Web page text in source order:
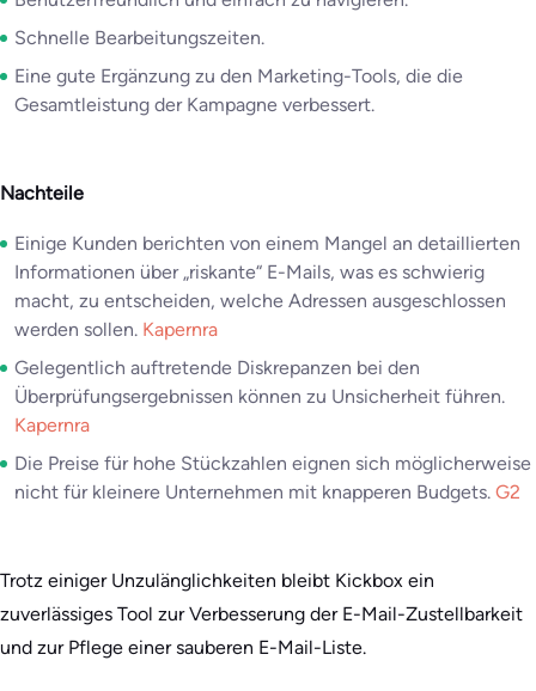
Schnelle Bearbeitungszeiten.
Eine gute Ergänzung zu den Marketing-Tools, die die
Gesamtleistung der Kampagne verbessert.
Nachteile
Einige Kunden berichten von einem Mangel an detaillierten
Informationen über „riskante“ E-Mails, was es schwierig
macht, zu entscheiden, welche Adressen ausgeschlossen
werden sollen. Kapernra
Gelegentlich auftretende Diskrepanzen bei den
Überprüfungsergebnissen können zu Unsicherheit führen.
Kapernra
Die Preise für hohe Stückzahlen eignen sich möglicherweise
nicht für kleinere Unternehmen mit knapperen Budgets. G2
Trotz einiger Unzulänglichkeiten bleibt Kickbox ein
zuverlässiges Tool zur Verbesserung der E-Mail-Zustellbarkeit
und zur Pflege einer sauberen E-Mail-Liste.